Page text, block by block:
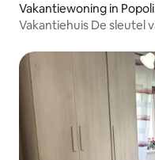
Vakantiewoning in Popoli